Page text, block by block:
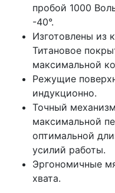
пробой 1000
-40°.
Изготовлены из
Титановое
максимальной
Режущие
индукционно.
Точный
максимальной
оптимальной
усилий работы.
Эргономичные
хвата.